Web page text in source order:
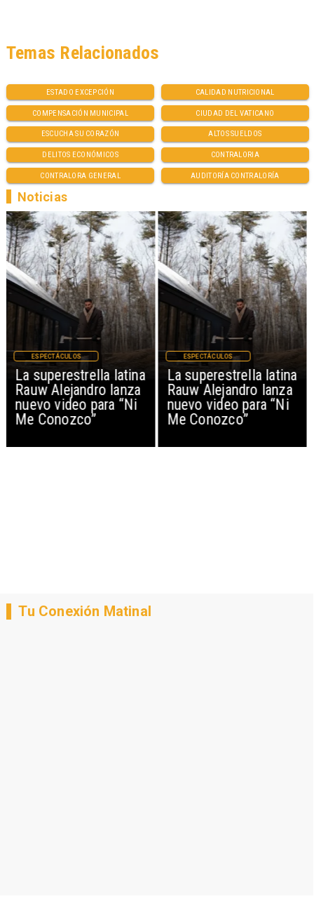
ESTADO EXCEPCIÓN CALIDAD NUTRICIONAL
COMPENSACIÓN MUNICIPAL CIUDAD DEL VATICANO
ESCUCHA SU CORAZÓN ALTOS SUELDOS
DELITOS ECONÓMICOS CONTRALORIA
CONTRALORA GENERAL AUDITORÍA CONTRALORÍA
Temas Relacionados
La superestrella latina
Rauw Alejandro lanza
nuevo video para “Ni
Me Conozco”
ESPECTÁCULOS
La superestrella latina
Rauw Alejandro lanza
nuevo video para “Ni
Me Conozco”
ESPECTÁCULOS
Noticias
Tu Conexión Matinal